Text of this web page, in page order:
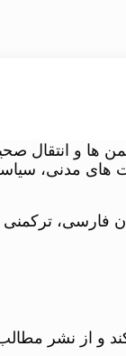
ها و انتقال
های مدنی،
این سایت به چهار زبان
و از نشر مطالب